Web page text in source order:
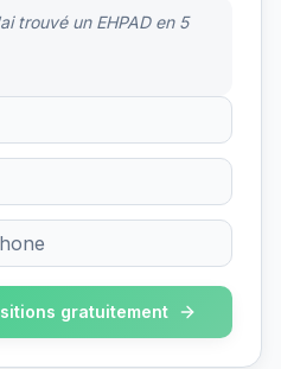
trouvé un EHPAD en 5
gratuitement